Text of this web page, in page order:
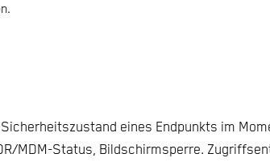
eines Endpunkts im
MDM-Status, Bildschirmsperre.